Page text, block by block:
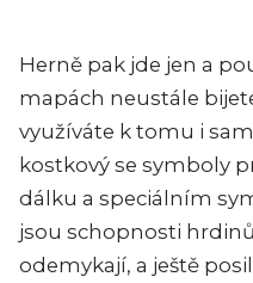
Herně pak jde jen a
mapách neustále
využíváte k tomu i
kostkový se symboly
dálku a speciálním
jsou schopnosti
odemykají, a ještě